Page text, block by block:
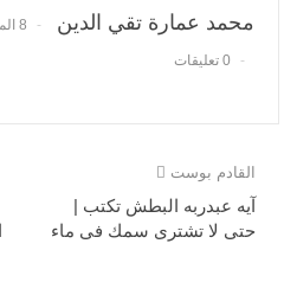
محمد عمارة تقي الدين 8 المشاركات
0 تعليقات
القادم بوست
آيه عبدربه البطش تكتب |
حتى لا تشترى سمك فى ماء